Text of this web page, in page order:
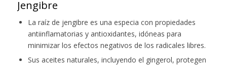
Jengibre
La raíz de jengibre es una especia con propiedades
antiinflamatorias y antioxidantes, idóneas para
minimizar los efectos negativos de los radicales libres.
Sus aceites naturales, incluyendo el gingerol, protegen